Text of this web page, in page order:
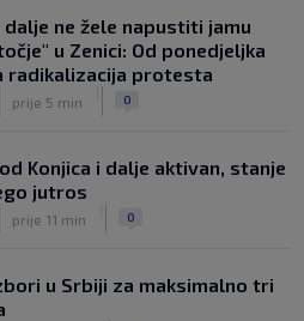
Wembanyamu:
je u reketu, ali mora
ojačati
|
prije 2 h 0
dalje ne žele napustiti jamu
u Zenici: Od ponedjeljka
radikalizacija protesta
prije 5 min 0
Konjica i dalje aktivan, stanje
jutros
prije 11 min 0
u Srbiji za maksimalno tri